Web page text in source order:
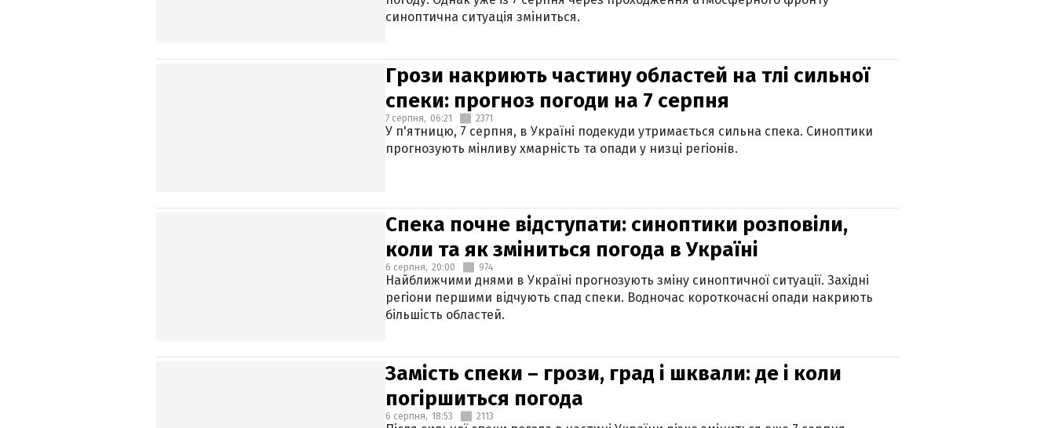
синоптична ситуація зміниться.
Грози накриють частину областей на тлі сильної
спеки: прогноз погоди на 7 серпня
7 серпня, 06:21 2371
У п'ятницю, 7 серпня, в Україні подекуди утримається сильна спека. Синоптики
прогнозують мінливу хмарність та опади у низці регіонів.
Спека почне відступати: синоптики розповіли,
коли та як зміниться погода в Україні
6 серпня, 20:00 974
Найближчими днями в Україні прогнозують зміну синоптичної ситуації. Західні
регіони першими відчують спад спеки. Водночас короткочасні опади накриють
більшість областей.
Замість спеки – грози, град і шквали: де і коли
погіршиться погода
6 серпня, 18:53 2113